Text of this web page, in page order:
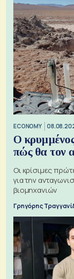
ECONOMY
Ο
πώς θα τον
Οι κρίσιμες
για την
βιομηχανιών
Γρηγόρης